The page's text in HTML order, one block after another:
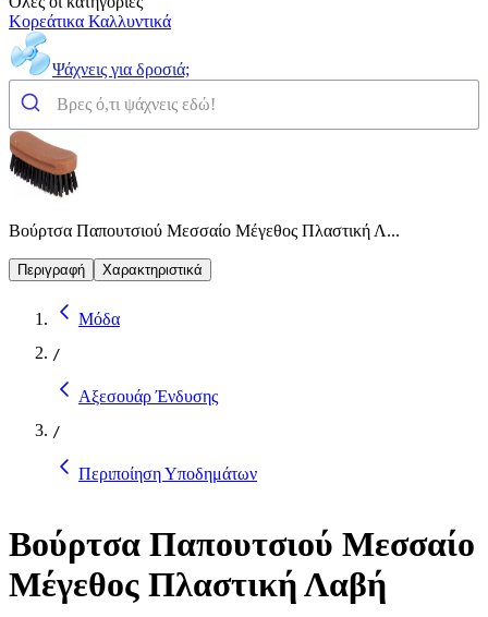
Κορεάτικα Καλλυντικά
Ψάχνεις για δροσιά;
Βούρτσα Παπουτσιού Μεσσαίο Μέγεθος Πλαστική Λ...
Περιγραφή Χαρακτηριστικά
Μόδα
/
Αξεσουάρ Ένδυσης
/
Περιποίηση Υποδημάτων
Βούρτσα Παπουτσιού Μεσσαίο
Μέγεθος Πλαστική Λαβή